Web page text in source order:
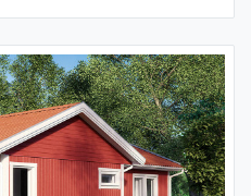
som ligger vägg i
att göra om till bastu om så